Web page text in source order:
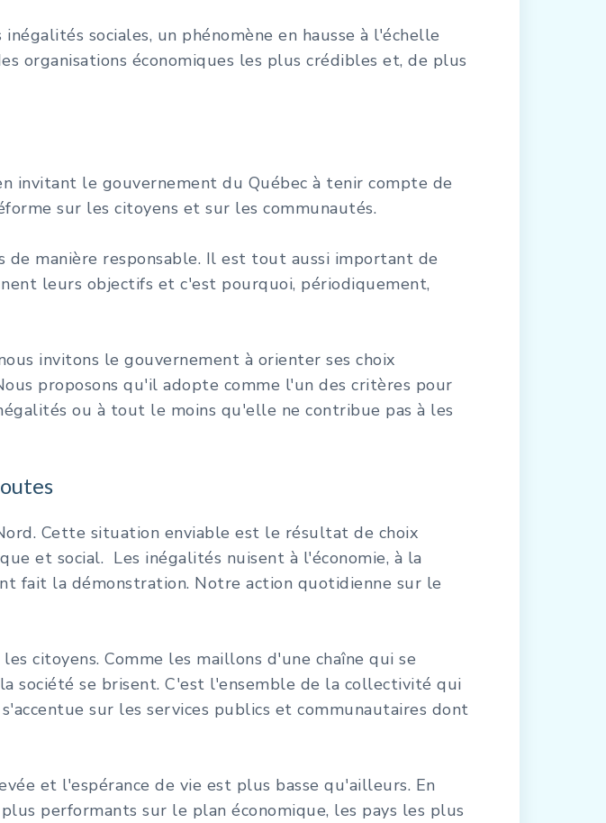
sociales, un phénomène en hausse à l'échelle
organisations économiques les plus crédibles et, de plus
invitant le gouvernement du Québec à tenir compte de
sur les citoyens et sur les communautés.
manière responsable. Il est tout aussi important de
leurs objectifs et c'est pourquoi, périodiquement,
invitons le gouvernement à orienter ses choix
proposons qu'il adopte comme l'un des critères pour
ou à tout le moins qu'elle ne contribue pas à les
Cette situation enviable est le résultat de choix
et social. Les inégalités nuisent à l'économie, à la
fait la démonstration. Notre action quotidienne sur le
citoyens. Comme les maillons d'une chaîne qui se
société se brisent. C'est l'ensemble de la collectivité qui
sur les services publics et communautaires dont
et l'espérance de vie est plus basse qu'ailleurs. En
performants sur le plan économique, les pays les plus